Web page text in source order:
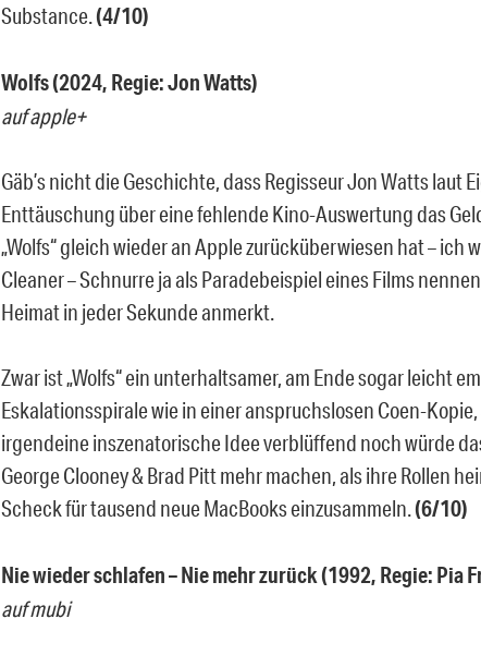
Substance.(4/10)
Wolfs (2024, Regie: Jon Watts)
auf apple+
Gäb’s nicht die Geschichte, dass Regisseur Jon Watts laut
Enttäuschung über eine fehlende Kino-Auswertung das
„Wolfs“ gleich wieder an Apple zurücküberwiesen hat – ich
Cleaner – Schnurre ja als Paradebeispiel eines Films
Heimat in jeder Sekunde anmerkt.
Zwar ist „Wolfs“ ein unterhaltsamer, am Ende sogar leicht
Eskalationsspirale wie in einer anspruchslosen Coen-
irgendeine inszenatorische Idee verblüffend noch würde
George Clooney & Brad Pitt mehr machen, als ihre Rollen
Scheck für tausend neue MacBooks einzusammeln.(6/10)
Nie wieder schlafen – Nie mehr zurück (1992, Regie: Pia
auf mubi